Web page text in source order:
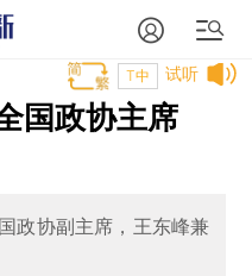
试听
T中
国政协主席
政协副主席，王东峰兼